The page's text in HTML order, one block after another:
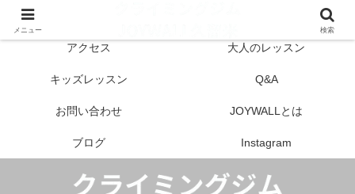
アクセス 大人のレッスン
キッズレッスン Q&A
お問い合わせ JOYWALLとは
ブログ Instagram
メニュー 検索